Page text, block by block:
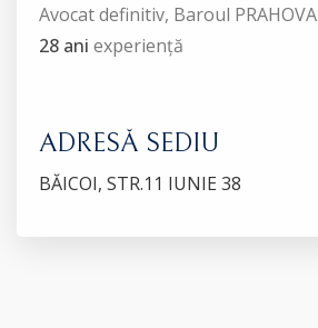
Avocat definitiv, Baroul PRAHOVA
28 ani experiență
ADRESĂ SEDIU
BĂICOI, STR.11 IUNIE 38